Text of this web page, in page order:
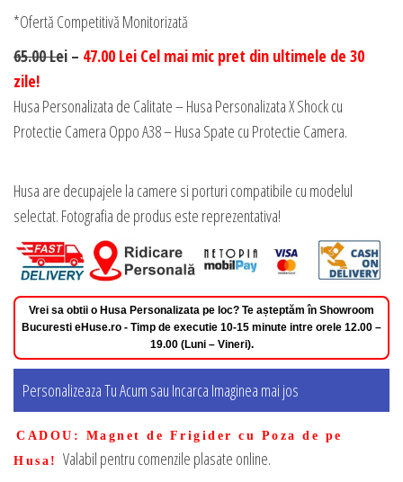
*Ofertă Competitivă Monitorizată
65.00 Lei – 47.00 Lei Cel mai mic pret din ultimele de 30
zile!
Husa Personalizata de Calitate – Husa Personalizata X Shock cu
Protectie Camera Oppo A38 – Husa Spate cu Protectie Camera.
Husa are decupajele la camere si porturi compatibile cu modelul
selectat. Fotografia de produs este reprezentativa!
Vrei sa obtii o Husa Personalizata pe loc? Te așteptăm în Showroom
Bucuresti eHuse.ro - Timp de executie 10-15 minute intre orele 12.00 –
19.00 (Luni – Vineri).
Personalizeaza Tu Acum sau Incarca Imaginea mai jos
CADOU : Magnet de Frigider cu Poza de pe
Husa!
Valabil pentru comenzile plasate online.